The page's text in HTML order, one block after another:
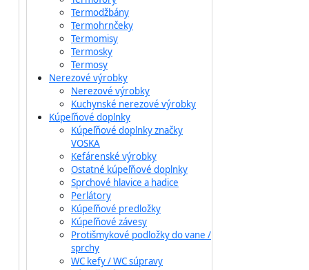
Termodžbány
Termohrnčeky
Termomisy
Termosky
Termosy
Nerezové výrobky
Nerezové výrobky
Kuchynské nerezové výrobky
Kúpeľňové doplnky
Kúpeľňové doplnky značky
VOSKA
Kefárenské výrobky
Ostatné kúpeľňové doplnky
Sprchové hlavice a hadice
Perlátory
Kúpeľňové predložky
Kúpeľňové závesy
Protišmykové podložky do vane /
sprchy
WC kefy / WC súpravy